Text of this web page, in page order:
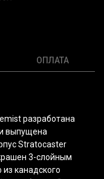
ОПЛАТА
разработана
выпущена
Stratocaster
3-слойным
канадского